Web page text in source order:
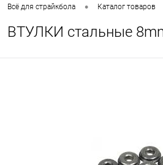
Всё для страйкбола • Каталог товаров
ВТУЛКИ стальные